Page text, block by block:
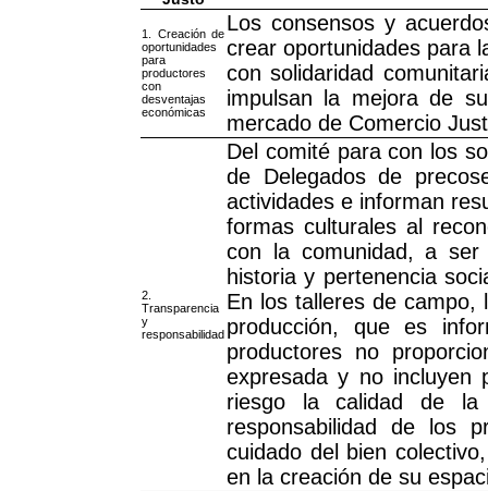
1. Creación de
oportunidades
para
productores
con
desventajas
económicas
Los consensos y
crear oportunidades para
con solidaridad
impulsan la mejora de
mercado de Comercio
2.
Transparencia
y
responsabilidad
Del comité para con los
de Delegados de
actividades e informan
formas culturales al
con la comunidad, a
historia y pertenencia
En los talleres de campo,
producción, que es
productores no
expresada y no incluyen
riesgo la calidad de la
responsabilidad de los
cuidado del bien
en la creación de su